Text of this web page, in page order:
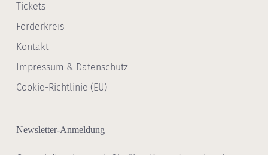
Tickets
Förderkreis
Kontakt
Impressum & Datenschutz
Cookie-Richtlinie (EU)
Newsletter-Anmeldung